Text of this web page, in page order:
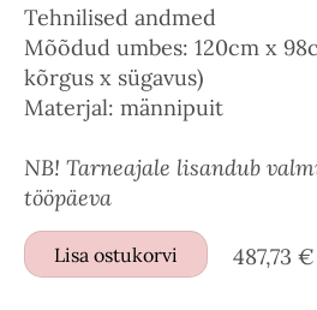
Tehnilised andmed
Mõõdud umbes: 120cm x
kõrgus x sügavus)
Materjal: männipuit
NB! Tarneajale lisandub
tööpäeva
Lisa ostukorvi 487,73 €